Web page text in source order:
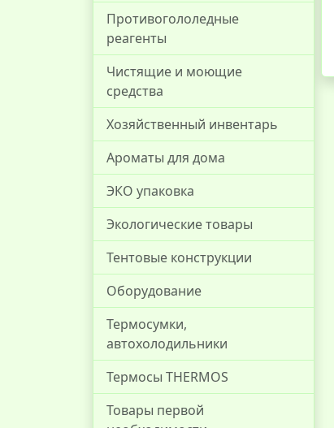
Противогололедные
реагенты
Чистящие и моющие
средства
Хозяйственный инвентарь
Ароматы для дома
ЭКО упаковка
Экологические товары
Тентовые конструкции
Оборудование
Термосумки,
автохолодильники
Термосы THERMOS
Товары первой